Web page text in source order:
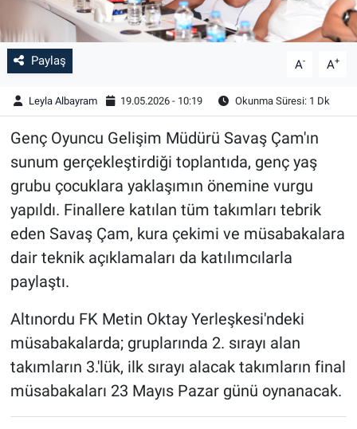
Paylaş A- A+
Leyla Albayram 19.05.2026 - 10:19 Okunma Süresi: 1 Dk
Genç Oyuncu Gelişim Müdürü Savaş Çam'ın
sunum gerçekleştirdiği toplantıda, genç yaş
grubu çocuklara yaklaşımın önemine vurgu
yapıldı. Finallere katılan tüm takımları tebrik
eden Savaş Çam, kura çekimi ve müsabakalara
dair teknik açıklamaları da katılımcılarla
paylaştı.
Altınordu FK Metin Oktay Yerleşkesi'ndeki
müsabakalarda; gruplarında 2. sırayı alan
takımların 3.'lük, ilk sırayı alacak takımların final
müsabakaları 23 Mayıs Pazar günü oynanacak.